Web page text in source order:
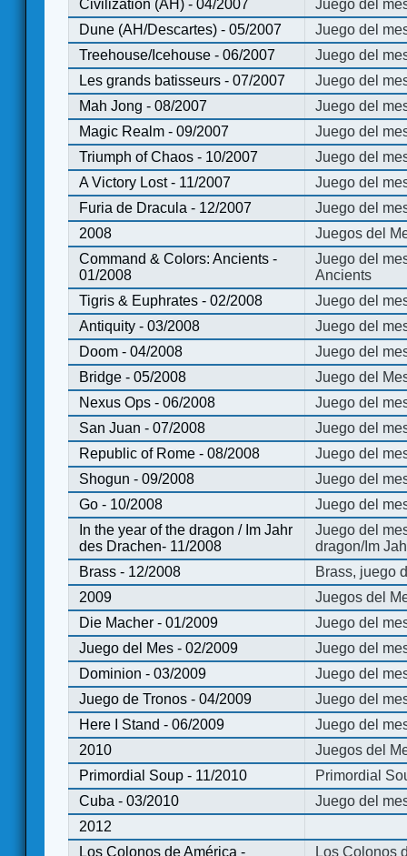
Civilization (AH) - 04/2007
Juego del
Dune (AH/Descartes) - 05/2007
Juego del
Treehouse/Icehouse - 06/2007
Juego del
Les grands batisseurs - 07/2007
Juego del
Mah Jong - 08/2007
Juego del
Magic Realm - 09/2007
Juego del
Triumph of Chaos - 10/2007
Juego del
A Victory Lost - 11/2007
Juego del
Furia de Dracula - 12/2007
Juego del
2008
Juegos del
Command & Colors: Ancients -
01/2008
Juego del
Ancients
Tigris & Euphrates - 02/2008
Juego del
Antiquity - 03/2008
Juego del
Doom - 04/2008
Juego del
Bridge - 05/2008
Juego del
Nexus Ops - 06/2008
Juego del
San Juan - 07/2008
Juego del
Republic of Rome - 08/2008
Juego del
Shogun - 09/2008
Juego del
Go - 10/2008
Juego del
In the year of the dragon / Im Jahr
des Drachen- 11/2008
Juego del
dragon/Im
Brass - 12/2008
Brass, juego
2009
Juegos del
Die Macher - 01/2009
Juego del
Juego del Mes - 02/2009
Juego del
Dominion - 03/2009
Juego del
Juego de Tronos - 04/2009
Juego del
Here I Stand - 06/2009
Juego del
2010
Juegos del
Primordial Soup - 11/2010
Primordial
Cuba - 03/2010
Juego del
2012
Los Colonos de América -
Los Colonos